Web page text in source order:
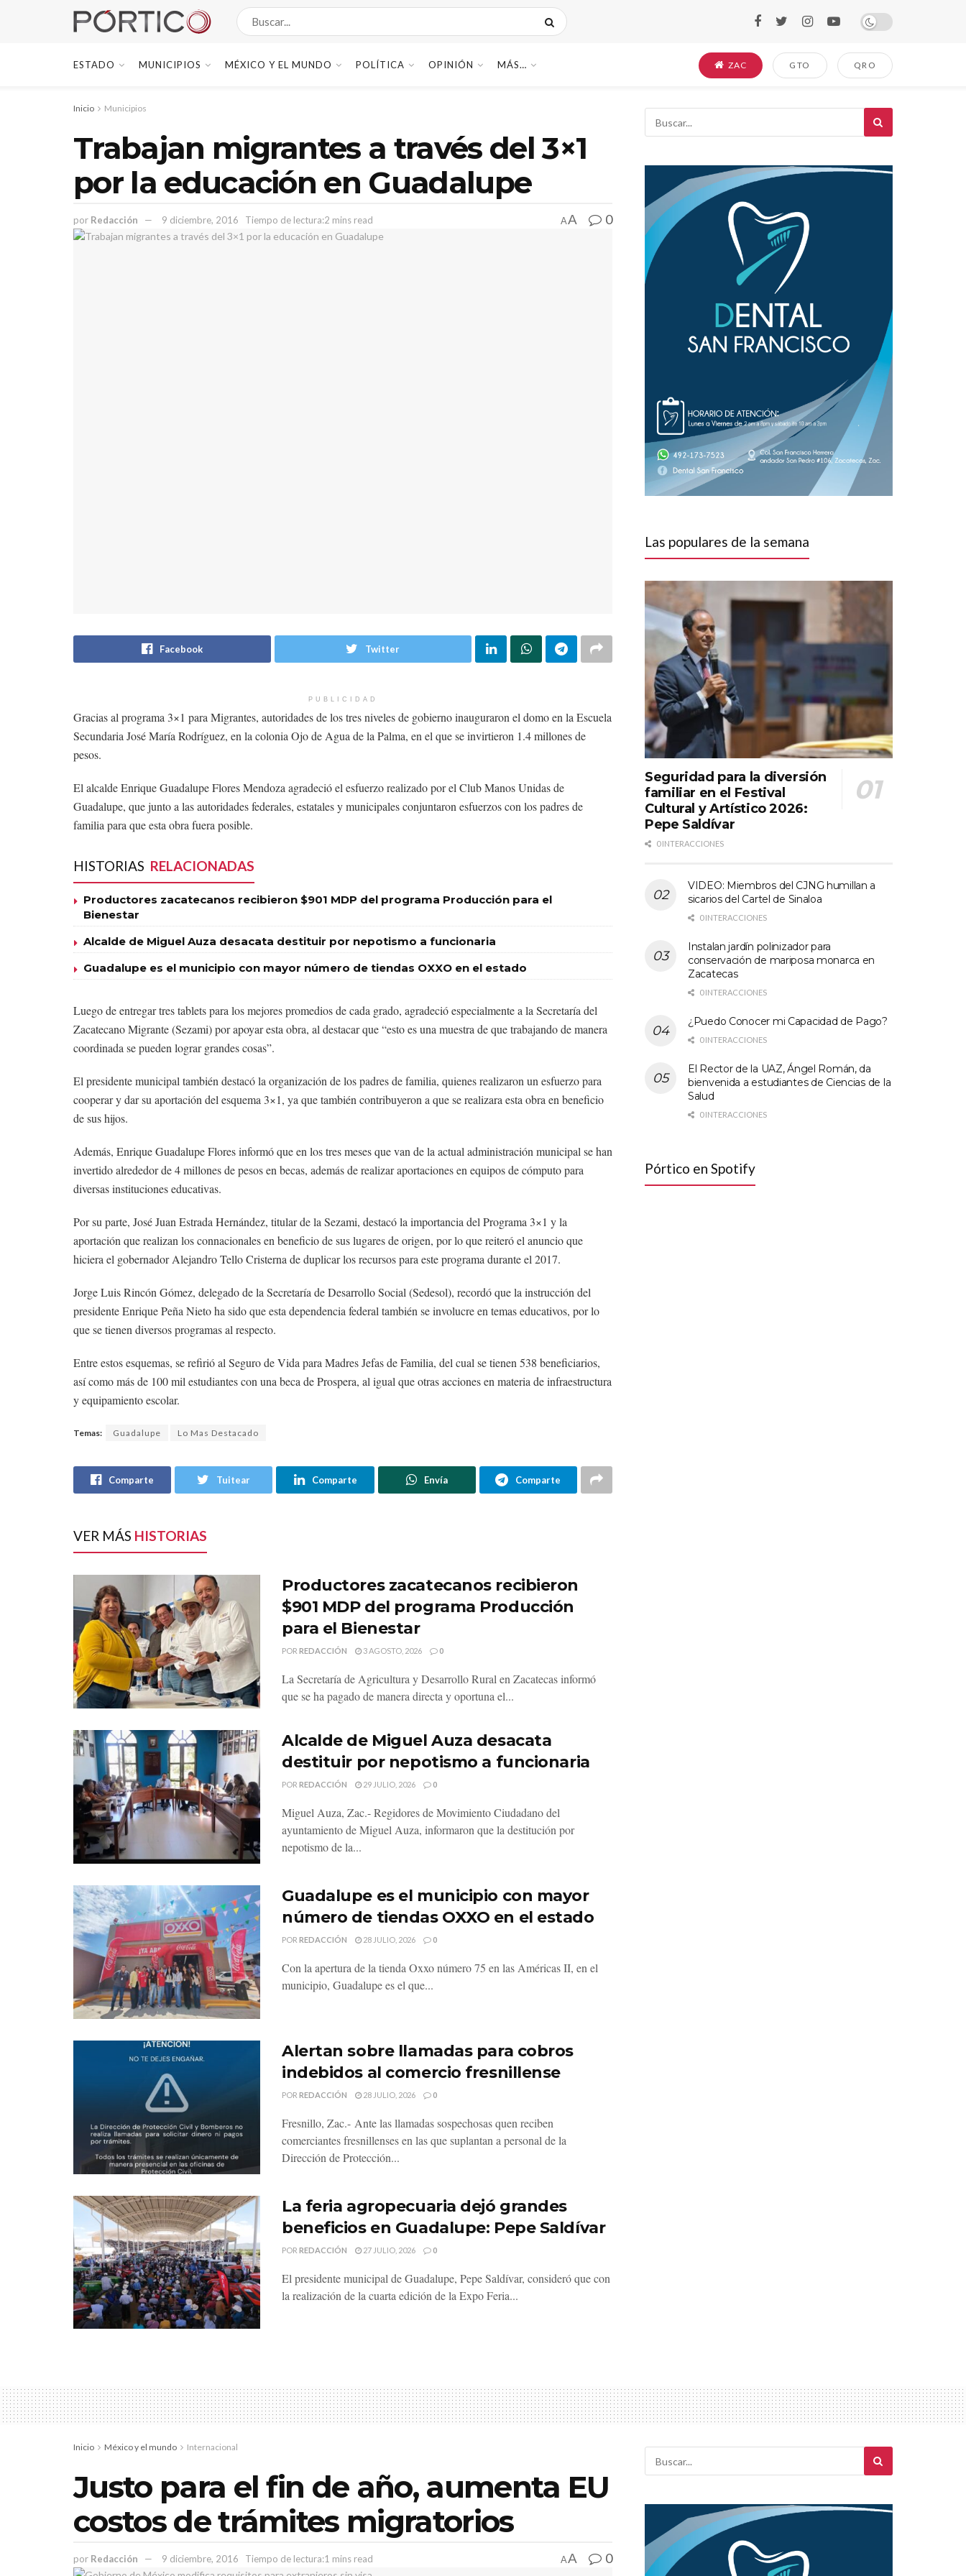
ESTADO MUNICIPIOS MÉXICO Y EL MUNDO POLÍTICA OPINIÓN MÁS… ZAC GTO QRO
Inicio Municipios
Trabajan migrantes a través del 3×1
por la educación en Guadalupe
por Redacción 9 diciembre, 2016 Tiempo de lectura:2 mins read AA 0
Facebook Twitter
PUBLICIDAD
Gracias al programa 3×1 para Migrantes, autoridades de los tres niveles de gobierno inauguraron el domo en la Escuela
Secundaria José María Rodríguez, en la colonia Ojo de Agua de la Palma, en el que se invirtieron 1.4 millones de
pesos.
El alcalde Enrique Guadalupe Flores Mendoza agradeció el esfuerzo realizado por el Club Manos Unidas de
Guadalupe, que junto a las autoridades federales, estatales y municipales conjuntaron esfuerzos con los padres de
familia para que esta obra fuera posible.
HISTORIAS RELACIONADAS
Productores zacatecanos recibieron $901 MDP del programa Producción para el
Bienestar
Alcalde de Miguel Auza desacata destituir por nepotismo a funcionaria
Guadalupe es el municipio con mayor número de tiendas OXXO en el estado
Luego de entregar tres tablets para los mejores promedios de cada grado, agradeció especialmente a la Secretaría del
Zacatecano Migrante (Sezami) por apoyar esta obra, al destacar que “esto es una muestra de que trabajando de manera
coordinada se pueden lograr grandes cosas”.
El presidente municipal también destacó la organización de los padres de familia, quienes realizaron un esfuerzo para
cooperar y dar su aportación del esquema 3×1, ya que también contribuyeron a que se realizara esta obra en beneficio
de sus hijos.
Además, Enrique Guadalupe Flores informó que en los tres meses que van de la actual administración municipal se han
invertido alrededor de 4 millones de pesos en becas, además de realizar aportaciones en equipos de cómputo para
diversas instituciones educativas.
Por su parte, José Juan Estrada Hernández, titular de la Sezami, destacó la importancia del Programa 3×1 y la
aportación que realizan los connacionales en beneficio de sus lugares de origen, por lo que reiteró el anuncio que
hiciera el gobernador Alejandro Tello Cristerna de duplicar los recursos para este programa durante el 2017.
Jorge Luis Rincón Gómez, delegado de la Secretaría de Desarrollo Social (Sedesol), recordó que la instrucción del
presidente Enrique Peña Nieto ha sido que esta dependencia federal también se involucre en temas educativos, por lo
que se tienen diversos programas al respecto.
Entre estos esquemas, se refirió al Seguro de Vida para Madres Jefas de Familia, del cual se tienen 538 beneficiarios,
así como más de 100 mil estudiantes con una beca de Prospera, al igual que otras acciones en materia de infraestructura
y equipamiento escolar.
Temas: Guadalupe Lo Mas Destacado
Comparte Tuitear Comparte Envía Comparte
VER MÁS HISTORIAS
Productores zacatecanos recibieron
$901 MDP del programa Producción
para el Bienestar
POR REDACCIÓN 3 AGOSTO, 2026 0
La Secretaría de Agricultura y Desarrollo Rural en Zacatecas informó
que se ha pagado de manera directa y oportuna el...
Alcalde de Miguel Auza desacata
destituir por nepotismo a funcionaria
POR REDACCIÓN 29 JULIO, 2026 0
Miguel Auza, Zac.- Regidores de Movimiento Ciudadano del
ayuntamiento de Miguel Auza, informaron que la destitución por
nepotismo de la...
Guadalupe es el municipio con mayor
número de tiendas OXXO en el estado
POR REDACCIÓN 28 JULIO, 2026 0
Con la apertura de la tienda Oxxo número 75 en las Américas II, en el
municipio, Guadalupe es el que...
Alertan sobre llamadas para cobros
indebidos al comercio fresnillense
POR REDACCIÓN 28 JULIO, 2026 0
Fresnillo, Zac.- Ante las llamadas sospechosas quen reciben
comerciantes fresnillenses en las que suplantan a personal de la
Dirección de Protección...
La feria agropecuaria dejó grandes
beneficios en Guadalupe: Pepe Saldívar
POR REDACCIÓN 27 JULIO, 2026 0
El presidente municipal de Guadalupe, Pepe Saldívar, consideró que con
la realización de la cuarta edición de la Expo Feria...
Las populares de la semana
Seguridad para la diversión
familiar en el Festival
Cultural y Artístico 2026:
Pepe Saldívar
0 INTERACCIONES
VIDEO: Miembros del CJNG humillan a
sicarios del Cartel de Sinaloa
0 INTERACCIONES
Instalan jardín polinizador para
conservación de mariposa monarca en
Zacatecas
0 INTERACCIONES
¿Puedo Conocer mi Capacidad de Pago?
0 INTERACCIONES
El Rector de la UAZ, Ángel Román, da
bienvenida a estudiantes de Ciencias de la
Salud
0 INTERACCIONES
Pórtico en Spotify
Inicio México y el mundo Internacional
Justo para el fin de año, aumenta EU
costos de trámites migratorios
por Redacción 9 diciembre, 2016 Tiempo de lectura:1 mins read AA 0